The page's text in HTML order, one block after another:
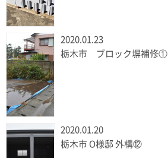
2020.01.23
栃木市 ブロック塀補修①
2020.01.20
栃木市 O様邸 外構⑫